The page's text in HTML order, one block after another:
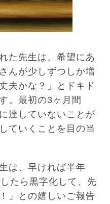
た先生は、希望にあ
んが少しずつしか増
夫かな？」とドキド
。最初の3ヶ月間
達していないことが
ていくことを目の当
は、早ければ半年
たら黒字化して、先
」との嬉しいご報告